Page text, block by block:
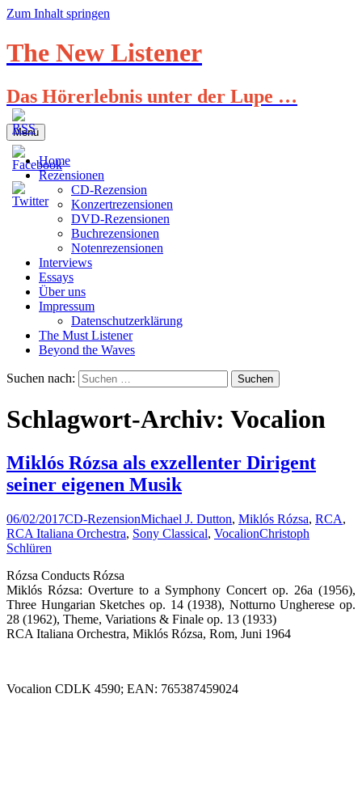
Zum Inhalt springen
The New Listener
Das Hörerlebnis unter der Lupe …
Menü
Home
Rezensionen
CD-Rezension
Konzertrezensionen
DVD-Rezensionen
Buchrezensionen
Notenrezensionen
Interviews
Essays
Über uns
Impressum
Datenschutzerklärung
The Must Listener
Beyond the Waves
Suchen nach:
Schlagwort-Archiv: Vocalion
Miklós Rózsa als exzellenter Dirigent
seiner eigenen Musik
06/02/2017CD-RezensionMichael J. Dutton, Miklós Rózsa, RCA,
RCA Italiana Orchestra, Sony Classical, VocalionChristoph
Schlüren
Rózsa Conducts Rózsa
Miklós Rózsa: Overture to a Symphony Concert op. 26a (1956),
Three Hungarian Sketches op. 14 (1938), Notturno Ungherese op.
28 (1962), Theme, Variations & Finale op. 13 (1933)
RCA Italiana Orchestra, Miklós Rózsa, Rom, Juni 1964
Vocalion CDLK 4590; EAN: 765387459024